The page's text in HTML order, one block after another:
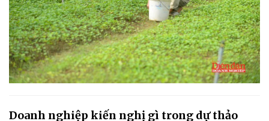
Doanh nghiệp kiến nghị gì trong dự thảo